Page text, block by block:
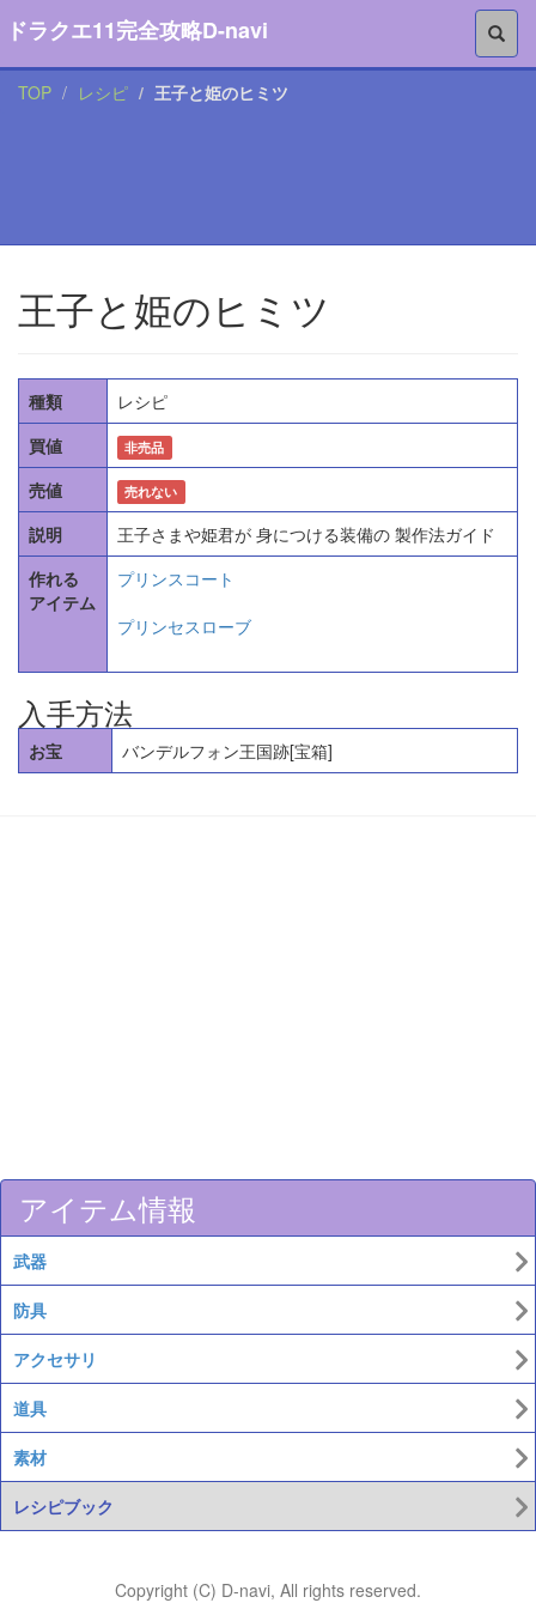
ドラクエ11完全攻略D-navi
TOP レシピ 王子と姫のヒミツ
王子と姫のヒミツ
種類
レシピ
買値
非売品
売値 売れない
説明
王子さまや姫君が 身につける装備の 製作法ガイド
作れる
アイテム
プリンスコート
プリンセスローブ
入手方法
お宝 バンデルフォン王国跡[宝箱]
アイテム情報
武器
防具
アクセサリ
道具
素材
レシピブック
Copyright (C) D-navi, All rights reserved.